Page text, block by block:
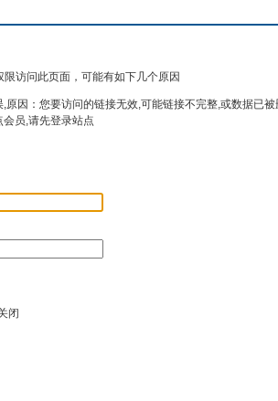
访问此页面，可能有如下几个原因
,原因：您要访问的链接无效,可能链接不完整,或数据已
员,请先登录站点
闭